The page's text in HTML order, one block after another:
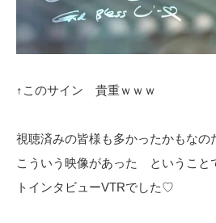
↑このサイン 貴重ｗｗｗ
視聴済みの皆様も多かったかもな
こういう映像があった というこ
トインタビューVTRでした♡